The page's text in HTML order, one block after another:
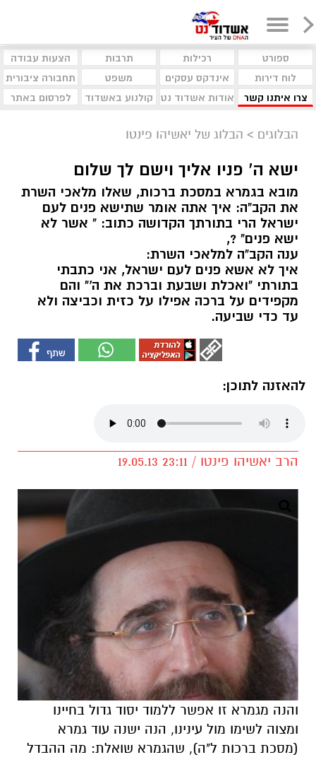
ספורט רכילות תרבות
הצעות עבודה
לוח דירות
אינדקס עסקים משפט
תחבורה ציבורית
צרו איתנו קשר
אודות אשדוד נט קולנוע באשדוד לפרסום באתר
הבלוגים > הבלוג של יאשיהו פינטו
ישא ה' פניו אליך וישם לך שלום
מובא בגמרא במסכת ברכות, שאלו מלאכי השרת
את הקב"ה: איך אתה אומר שתישא פנים לעם
ישראל הרי בתורתך הקדושה כתוב: " אשר לא
ישא פנים" ?,
ענה הקב"ה למלאכי השרת:
איך לא אשא פנים לעם ישראל, אני כתבתי
בתורתי "ואכלת ושבעת וברכת את ה'" והם
מקפידים על ברכה אפילו על כזית וכביצה ולא
עד כדי שביעה.
להאזנה לתוכן:
הרב יאשיהו פינטו / 23:11 19.05.13
והנה מגמרא זו אפשר ללמוד יסוד גדול בחיינו
ומצוה לשימו מול עינינו, הנה ישנה עוד גמרא
(מסכת ברכות ל"ה), שהגמרא שואלת: מה ההבדל